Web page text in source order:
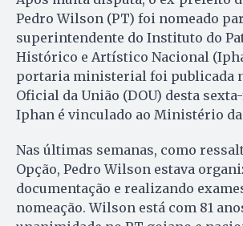
Pedro Wilson (PT) foi nomeado
superintendente do Instituto do
Histórico e Artístico Nacional
portaria ministerial foi publicada
Oficial da União (DOU) desta sexta-
Iphan é vinculado ao Ministério
Nas últimas semanas, como
Opção, Pedro Wilson estava
documentação e realizando
nomeação. Wilson está com 81